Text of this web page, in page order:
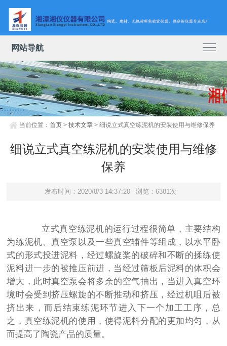
网站导航
当前位置：首页 >技术文章 > 细说立式真空练泥机的安装使用与维修保养
细说立式真空练泥机的安装使用与维修
保养
发布时间：2020/8/3 14:37:20 浏览：6381次
立式真空练泥机的运行过程很简单，主要结构
为练泥机、真空泵以及一些真空辅件等组成，以水平卧
式的形式投进泥料，经过螺旋桨的破碎和不断的揉练使
泥料进一步的被推压前进，当经过筛板后泥料的体积会
增大，此时真空泵会将多余的空气抽出，当进入真空环
境时会受到挤压螺旋的不断推动和挤压，经过机咀后被
挤出来，而后结束练泥环节进入下一个加工工序，总
之，真空练泥机的使用，使得泥料分配的更加均匀，从
而提高了陶瓷产品的质量。